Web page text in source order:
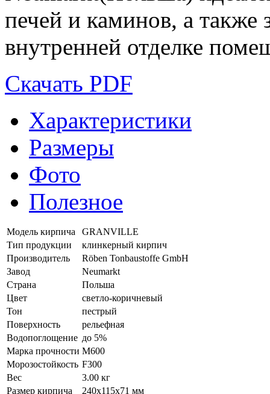
печей и каминов, а также
внутренней отделке
Скачать PDF
Характеристики
Размеры
Фото
Полезное
Модель кирпича
GRANVILLE
Тип продукции
клинкерный кирпич
Производитель
Röben Tonbaustoffe GmbH
Завод
Neumarkt
Страна
Польша
Цвет
светло-коричневый
Тон
пестрый
Поверхность
рельефная
Водопоглощение до 5%
Марка прочности M600
Морозостойкость F300
Вес
3.00 кг
Размер кирпича
240x115x71 мм